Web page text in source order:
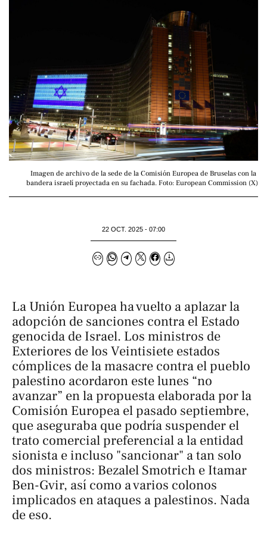
Imagen de archivo de la sede de la Comisión Europea de Bruselas con la
bandera israelí proyectada en su fachada. Foto: European Commission (X)
22 OCT. 2025 - 07:00
La Unión Europea ha vuelto a aplazar la
adopción de sanciones contra el Estado
genocida de Israel. Los ministros de
Exteriores de los Veintisiete estados
cómplices de la masacre contra el pueblo
palestino acordaron este lunes “no
avanzar” en la propuesta elaborada por la
Comisión Europea el pasado septiembre,
que aseguraba que podría suspender el
trato comercial preferencial a la entidad
sionista e incluso "sancionar" a tan solo
dos ministros: Bezalel Smotrich e Itamar
Ben-Gvir, así como a varios colonos
implicados en ataques a palestinos. Nada
de eso.